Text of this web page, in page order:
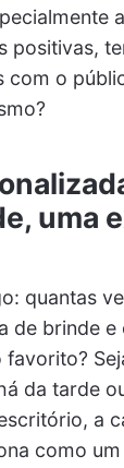
positivas,
com o
uma
quantas
de brinde e
da tarde
a
como